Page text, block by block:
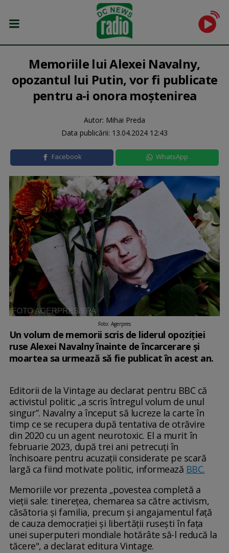
Memoriile lui Alexei Navalny,
opozantul lui Putin, vor fi publicate
pentru a-i onora moștenirea
Autor: Mihai Preda
Data publicării: 13.04.2024 12:43
Facebook WhatsApp
Foto: Agerpres
Un volum de memorii scris de liderul opoziției
ruse Alexei Navalny înainte de încarcerare și
moartea sa urmează să fie publicat în acest an.
Editorii de la Vintage au declarat pentru BBC că
activistul politic „a scris întregul volum de unul
singur”. Navalny a început să lucreze la carte în
timp ce se recupera după tentativa de otrăvire
din 2020 cu un agent neurotoxic. El a murit în
februarie 2023, după trei ani petrecuți în
închisoare pentru acuzații considerate pe scară
largă ca fiind motivate politic, informează BBC.
Memoriile vor prezenta „povestea completă a
vieții sale: tinerețea, chemarea sa către activism,
căsătoria și familia, precum și angajamentul față
de cauza democrației și libertății rusești în fața
unei superputeri mondiale hotărâte să-l reducă la
tăcere", a declarat editura Vintage.